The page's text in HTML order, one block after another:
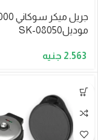
موديلSK-08050
2.563